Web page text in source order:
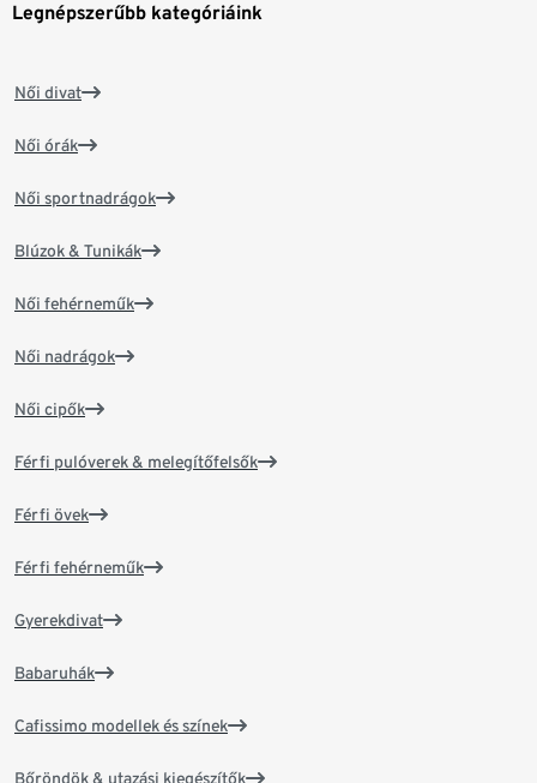
Legnépszerűbb kategóriáink
Női divat
Női órák
Női sportnadrágok
Blúzok & Tunikák
Női fehérneműk
Női nadrágok
Női cipők
Férfi pulóverek & melegítőfelsők
Férfi övek
Férfi fehérneműk
Gyerekdivat
Babaruhák
Cafissimo modellek és színek
Bőröndök & utazási kiegészítők